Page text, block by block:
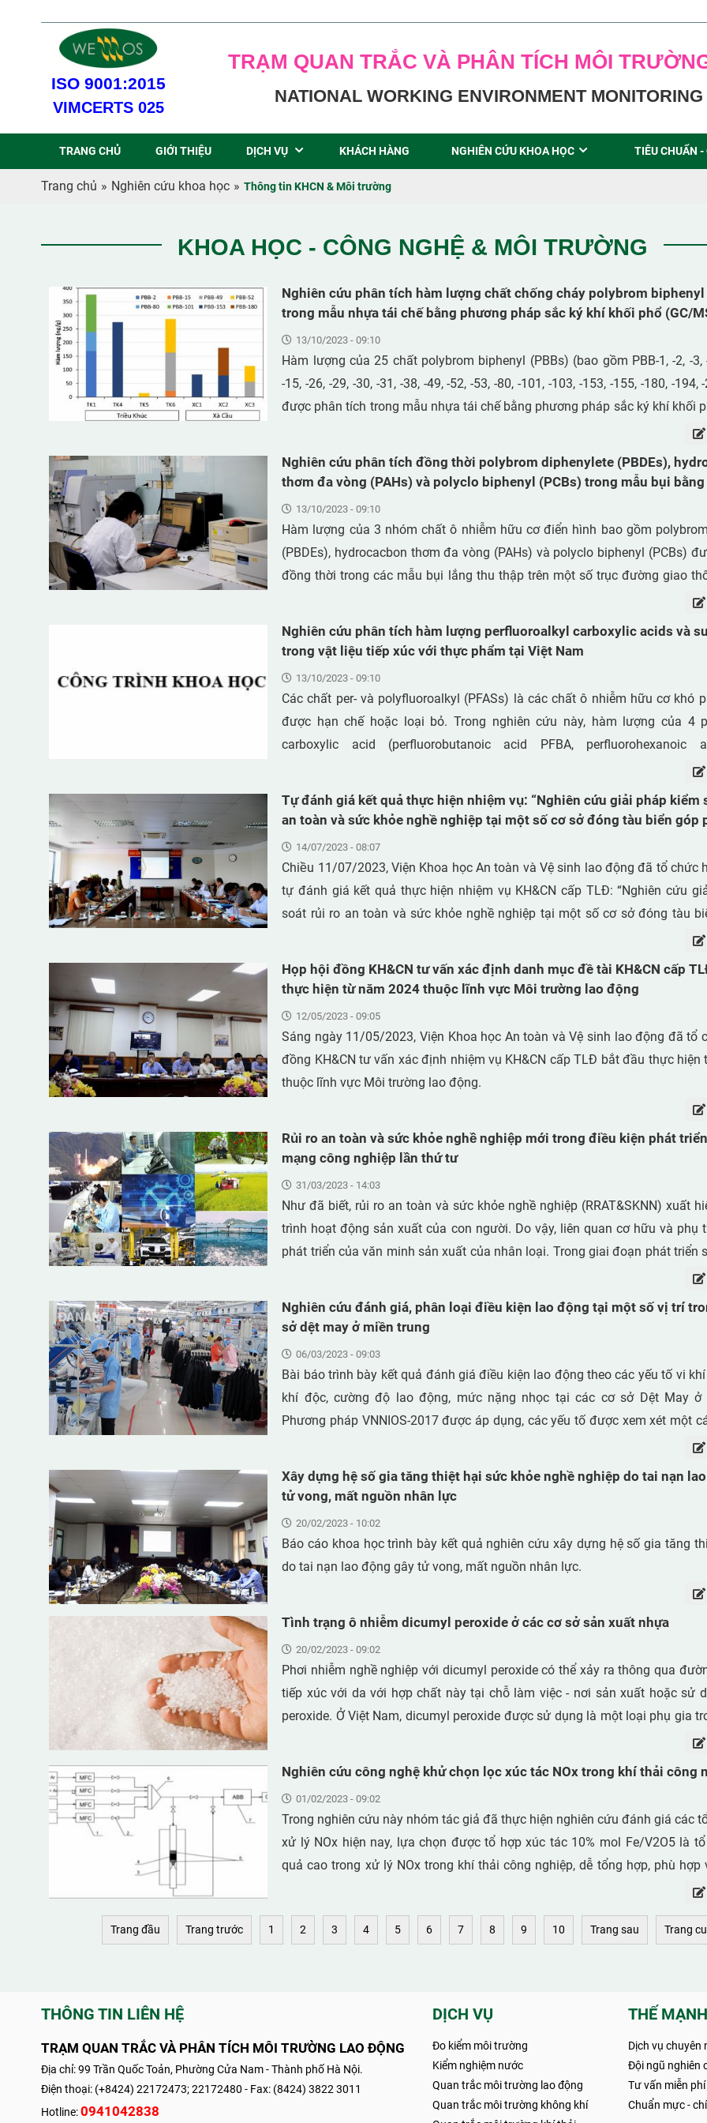
ISO 9001:2015
VIMCERTS 025
TRẠM QUAN TRẮC VÀ PHÂN TÍCH MÔI
NATIONAL WORKING ENVIRONMENT MONITORING
TRANG CHỦ GIỚI THIỆU DỊCH VỤ KHÁCH HÀNG NGHIÊN CỨU KHOA HỌC TIÊU CHUẨN -
Trang chủ » Nghiên cứu khoa học » Thông tin KHCN & Môi trường
KHOA HỌC - CÔNG NGHỆ & MÔI TRƯỜNG
Nghiên cứu phân tích hàm lượng chất chống cháy polybrom biphenyl
trong mẫu nhựa tái chế bằng phương pháp sắc ký khí khối phổ (GC/
13/10/2023 - 09:10
Hàm lượng của 25 chất polybrom biphenyl (PBBs) (bao gồm PBB-1, -2, -3,
-15, -26, -29, -30, -31, -38, -49, -52, -53, -80, -101, -103, -153, -155, -180, -194,
được phân tích trong mẫu nhựa tái chế bằng phương pháp sắc ký khí khối
Các PBBs được tách và định lượng trên hệ thống sắc ký khí (Nexis GC-
gỉ; Shimadzu, Nhật Bản). Mẫu nhựa tái chế được thu thập từ 2 khu vực tái
được nghiền nhỏ và chiết bằng kỹ thuật lắc cơ học kết hợp siêu âm. Dịch
sạch với axit sunfuric đặc và cột sắc ký đa lớp (chứa silica gel,
H2SO4/KOH và Na2SO4) với dung môi diclometan/hexan (5:95, v/v).
được phát hiện trong mẫu bao gồm PBB-2, -15, -49, -52, -80, -101, -153 và -
PBBs đã bị ngừng sản xuất từ những năm 1970, hàm lượng vết của các
được tìm thấy trong các mẫu nhựa tái chế liên quan đến rác thải điện tử.
hàm lượng này đều nằm dưới ngưỡng cho phép của PBBs trong sản phẩm
RoHS của Liên minh Châu Âu (1000 ppm).
Nghiên cứu phân tích đồng thời polybrom diphenylete (PBDEs),
thơm đa vòng (PAHs) và polyclo biphenyl (PCBs) trong mẫu bụi
pháp sắc ký khí khối phổ (GC-MS)
13/10/2023 - 09:10
Hàm lượng của 3 nhóm chất ô nhiễm hữu cơ điển hình bao gồm
(PBDEs), hydrocacbon thơm đa vòng (PAHs) và polyclo biphenyl (PCBs)
đồng thời trong các mẫu bụi lắng thu thập trên một số trục đường giao
Hà Nội. Mẫu bụi được chiết bằng phương pháp chiết siêu âm trực tiếp.
PCBs) và sắc ký cột silica gel (đối với PAHs). PBDEs (BDE-28, -47, -99, -
ion hóa hóa học âm (NCI). PAHs (16 chất theo US EPA) được phân tích trên
qMS tương tự như PBDEs nhưng ở chế độ ion hóa va đập electron (EI).
-52, -101, -118, -138, -153, -180) được phân tích trên hệ thống sắc ký khí/
bình 1896; khoảng 757–4389 ng/g) > Σ8PBDEs (28,8; 12,6–47,8 ng/g) >
2,5–9,7 ng/g).
Nghiên cứu phân tích hàm lượng perfluoroalkyl carboxylic acids và
trong vật liệu tiếp xúc với thực phẩm tại Việt Nam
13/10/2023 - 09:10
Các chất per- và polyfluoroalkyl (PFASs) là các chất ô nhiễm hữu cơ khó
được hạn chế hoặc loại bỏ. Trong nghiên cứu này, hàm lượng của 4
carboxylic acid (perfluorobutanoic acid PFBA, perfluorohexanoic
perfluorooctanoic acid PFOA, perfluorodecanoic acid PFDA) và 4
(perfluorobutane sulfonate PFBS, perfluorohexane sulfonate PFHxS,
sulfonate PFOS, perfluorodecane sulfonate PFDS) được xác định trong
túi sữa, hộp thức ăn, túi giấy, cốc giấy, giấy gói bánh,... đã được phân
được chiết siêu âm với methanol, cô đặc và lọc trước khi phân tích trên hệ
lỏng khối phổ kép (LC-MS/MS). Độ thu hồi của các chất thêm chuẩn nằm
PFASs nằm trong khoảng 0,04 đến 0,08 ng/g. Nồng độ của 8 PFASs dao
MDL đến 1,46 (trung bình  SD: 0,417  0,479) ng/g. Tần suất phát hiện
giảm theo thứ tự sau: PFDA (33%) > PFBA, PFOA, PFHxS, PFOS (27%) >
PFHxA (7%) > PFBS (0%). Nồng độ trung bình của các hợp chất giảm
PFOS > PFDA > PFHxS > PFOA > PFBA > PFHxA > PFDS > PFBS. Nồng độ
thấy trong các mẫu FCM tương đối thấp cho thấy nguồn phát thải các
liên quan đến các nguồn không chủ định thay vì được thêm vào các vật
Tự đánh giá kết quả thực hiện nhiệm vụ: “Nghiên cứu giải pháp kiểm
an toàn và sức khỏe nghề nghiệp tại một số cơ sở đóng tàu biển góp
thiểu tai nạn lao động và bệnh nghề nghiệp”
14/07/2023 - 08:07
Chiều 11/07/2023, Viện Khoa học An toàn và Vệ sinh lao động đã tổ chức
tự đánh giá kết quả thực hiện nhiệm vụ KH&CN cấp TLĐ: “Nghiên cứu
soát rủi ro an toàn và sức khỏe nghề nghiệp tại một số cơ sở đóng tàu
giảm thiểu tai nạn lao động và bệnh nghề nghiệp” - mã số: CTTĐ- 2021/01/
Nguyễn Hoàng Phương – Trạm Quan trắc và Phân tích Môi trường làm
đồng gồm có 5 thành viên do GS.TS. Lê Vân Trình - Hội KHKT An toàn Vệ
Họp hội đồng KH&CN tư vấn xác định danh mục đề tài KH&CN cấp
thực hiện từ năm 2024 thuộc lĩnh vực Môi trường lao động
12/05/2023 - 09:05
Sáng ngày 11/05/2023, Viện Khoa học An toàn và Vệ sinh lao động đã tổ
đồng KH&CN tư vấn xác định nhiệm vụ KH&CN cấp TLĐ bắt đầu thực hiện
thuộc lĩnh vực Môi trường lao động.
Rủi ro an toàn và sức khỏe nghề nghiệp mới trong điều kiện phát
mạng công nghiệp lần thứ tư
31/03/2023 - 14:03
Như đã biết, rủi ro an toàn và sức khỏe nghề nghiệp (RRAT&SKNN) xuất
trình hoạt động sản xuất của con người. Do vậy, liên quan cơ hữu và phụ
phát triển của văn minh sản xuất của nhân loại. Trong giai đoạn phát triển
cách mạng công nghiệp lần thứ tư – chắc chắn sẽ xuất hiện những
cách mạng lần thứ tư.
Nghiên cứu đánh giá, phân loại điều kiện lao động tại một số vị trí
sở dệt may ở miền trung
06/03/2023 - 09:03
Bài báo trình bày kết quả đánh giá điều kiện lao động theo các yếu tố vi
khí độc, cường độ lao động, mức nặng nhọc tại các cơ sở Dệt May ở
Phương pháp VNNIOS-2017 được áp dụng, các yếu tố được xem xét một
khi đánh giá, phân loại ĐKLĐ. Kết quả cho thấy, các vị trí công việc ở cơ
độc hại trung bình. Các vị trí có mức độc hại nặng như vận hành máy dệt.
làm của cơ sở may có ĐKLĐ tốt hơn (mức độc hại nhẹ và trung bình).
Xây dựng hệ số gia tăng thiệt hại sức khỏe nghề nghiệp do tai nạn
tử vong, mất nguồn nhân lực
20/02/2023 - 10:02
Báo cáo khoa học trình bày kết quả nghiên cứu xây dựng hệ số gia tăng
do tai nạn lao động gây tử vong, mất nguồn nhân lực.
Tình trạng ô nhiễm dicumyl peroxide ở các cơ sở sản xuất nhựa
20/02/2023 - 09:02
Phơi nhiễm nghề nghiệp với dicumyl peroxide có thể xảy ra thông qua
tiếp xúc với da với hợp chất này tại chỗ làm việc - nơi sản xuất hoặc sử
peroxide. Ở Việt Nam, dicumyl peroxide được sử dụng là một loại phụ gia
tấm xốp EVA, cáp cách điện PE, đế giày. Kết quả quan trắc nồng độ dicumyl
03 cơ sở sản xuất nhựa ở tỉnh Bình Dương với 60 mẫu tại các khu vực sản
và khu vực văn phòng cho thấy tại khu vực sản xuất trực tiếp nồng độ
thấp nhất là 0,0004mg/m3 cao nhất là 1,16mg/m3. Tại văn phòng
dicumyl peroxide được ghi nhận nhỏ hơn giới hạn định lượng của phương
0,0001mg/m3).
Nghiên cứu công nghệ khử chọn lọc xúc tác NOx trong khí thải công
01/02/2023 - 09:02
Trong nghiên cứu này nhóm tác giả đã thực hiện nghiên cứu đánh giá các
xử lý NOx hiện nay, lựa chọn được tổ hợp xúc tác 10% mol Fe/V2O5 là
quả cao trong xử lý NOx trong khí thải công nghiệp, dễ tổng hợp, phù hợp
Việt Nam. Nhóm thực hiện đã tổng hợp tổ hợp xúc tác tẩm 10% mol Fe/
phòng thí nghiệm và trên pilot với lưu lượng 1000 (m3/h). Kết quả nghiên
vào Cv=1500mg/m3; chiều cao lớp vật liệu h=1,05m; tỉ lệ mol NH3/NOx.
hồi quy tuyến tính mô tả hiệu quả xử lý NOx trong khí thải công nghiệp sử
10% mol Fe/V2O5:
Trang đầu Trang trước 1 2 3 4 5 6 7 8 9 10 Trang sau Trang
THÔNG TIN LIÊN HỆ
TRẠM QUAN TRẮC VÀ PHÂN TÍCH MÔI TRƯỜNG LAO ĐỘNG
Địa chỉ: 99 Trần Quốc Toản, Phường Cửa Nam - Thành phố Hà Nội.
Điện thoại: (+8424) 22172473; 22172480 - Fax: (8424) 3822 3011
Hotline:0941042838
DỊCH VỤ
Đo kiểm môi trường
Kiểm nghiệm nước
Quan trắc môi trường lao động
Quan trắc môi trường không khí
THẾ
Dịch vụ chuyên
Đội ngũ nghiên
Tư vấn miễn phí
Chuẩn mực -